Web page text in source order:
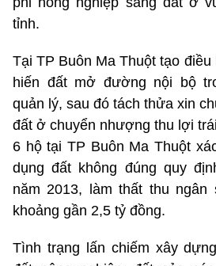
tỉnh.
Tại TP Buôn Ma Thuột tạo
hiến đất mở đường nội bộ
quản lý, sau đó tách thửa xin
đất ở chuyển nhượng thu lợi
6 hộ tại TP Buôn Ma Thuột
dụng đất không đúng quy
năm 2013, làm thất thu
khoảng gần 2,5 tỷ đồng.
Tình trạng lấn chiếm xây